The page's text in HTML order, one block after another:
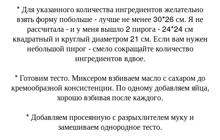
* Для указанного количества ингредиентов желательно
взять форму побольше - лучше не менее 30*26 см. Я не
рассчитала - и у меня вышло 2 пирога - 24*24 см
квадратный и круглый диаметром 21 см. Если вам нужен
небольшой пирог - смело сокращайте количество
ингредиентов вдвое.
* Готовим тесто. Миксером взбиваем масло с сахаром до
кремообразной консистенции. По одному добавляем яйца,
хорошо взбивая после каждого.
* Добавляем просеянную с разрыхлителем муку и
замешиваем однородное тесто.